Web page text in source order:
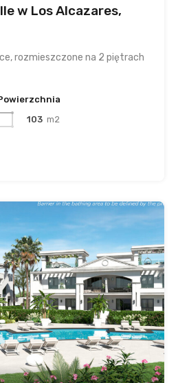
w Los Alcazares,
rozmieszczone na 2 piętrach
103 m2